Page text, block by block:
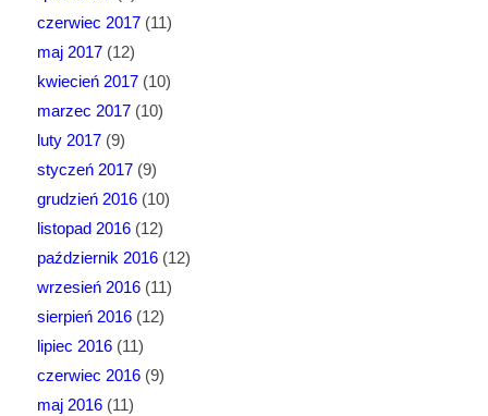
czerwiec 2017(11)
maj 2017(12)
kwiecień 2017(10)
marzec 2017(10)
luty 2017(9)
styczeń 2017(9)
grudzień 2016(10)
listopad 2016(12)
październik 2016(12)
wrzesień 2016(11)
sierpień 2016(12)
lipiec 2016(11)
czerwiec 2016(9)
maj 2016(11)